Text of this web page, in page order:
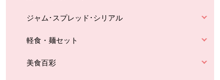
ジャム･スプレッド･シリアル
軽食・麺セット
美食百彩